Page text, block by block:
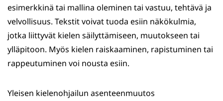
esimerkkinä tai mallina oleminen tai vastuu, tehtävä ja
velvollisuus. Tekstit voivat tuoda esiin näkökulmia,
jotka liittyvät kielen säilyttämiseen, muutokseen tai
ylläpitoon. Myös kielen raiskaaminen, rapistuminen tai
rappeutuminen voi nousta esiin.
Yleisen kielenohjailun asenteenmuutos